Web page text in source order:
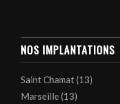
NOS IMPLANTATIONS
Saint Chamat (13)
Marseille (13)